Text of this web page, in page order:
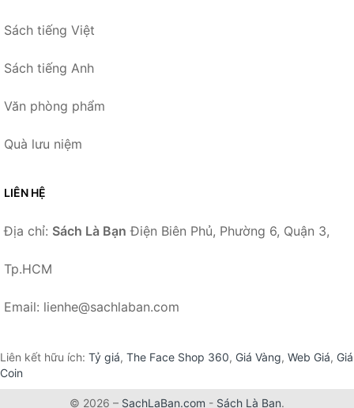
Sách tiếng Việt
Sách tiếng Anh
Văn phòng phẩm
Quà lưu niệm
LIÊN HỆ
Địa chỉ: Sách Là Bạn Điện Biên Phủ, Phường 6, Quận 3,
Tp.HCM
Email: lienhe@sachlaban.com
Liên kết hữu ích: Tỷ giá, The Face Shop 360, Giá Vàng, Web Giá, Giá
Coin
© 2026 – SachLaBan.com - Sách Là Bạn.